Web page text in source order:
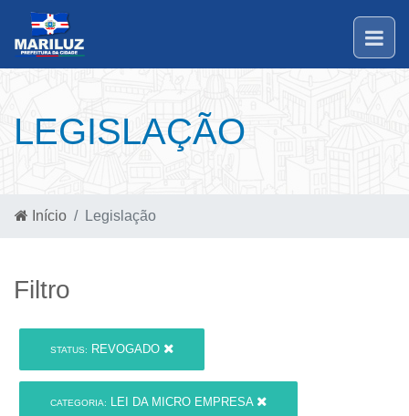
LEGISLAÇÃO
Início Legislação
Filtro
STATUS: REVOGADO
CATEGORIA: LEI DA MICRO EMPRESA